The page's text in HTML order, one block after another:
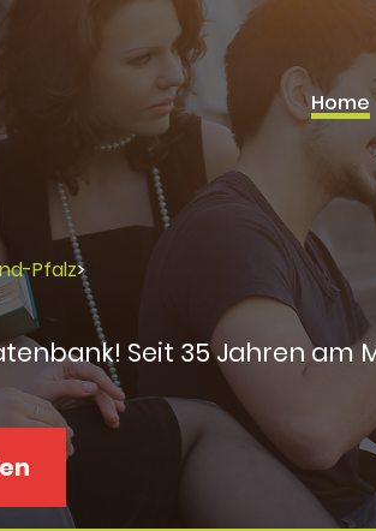
Home
Pfalz>
Seit 35 Jahren am